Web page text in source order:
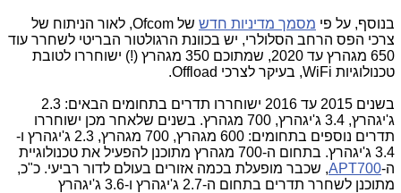
בנוסף, על פי מסמך מדיניות חדש
של Ofcom, לאור הניתוח של
צרכי הפס הרחב הסלולרי, יש בכוונת הרגולטור הבריטי לשחרר עוד
650 מגהרץ עד 2020, שמתוכם 350 מגהרץ (!) ישוחררו לטובת
טכנולוגיות WiFi, בעיקר לצרכי Offload.
בשנים 2015 עד 2016 ישוחררו תדרים בתחומים הבאים: 2.3
ג'יגהרץ, 3.4 ג'יגהרץ, 700 מגהרץ. בשנים שלאחר מכן ישוחררו
תדרים נוספים בתחומים: 600 מגהרץ, 700 מגהרץ, 2.3 ג'יגהרץ ו-
3.4 ג'יגהרץ. בתחום ה-700 מגהרץ מתוכנן להפעיל את טכנולוגיית
ה-APT700, שכבר מופעלת בכמה אזורים בעולם לדור רביעי. כ"כ,
מתוכנן לשחרר תדרים בתחום ה-2.7 ג'יגהרץ ו-3.6 ג'יגהרץ